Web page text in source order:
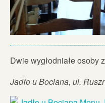
Dwie wygłodniałe osoby
Jadło u Bociana, ul.